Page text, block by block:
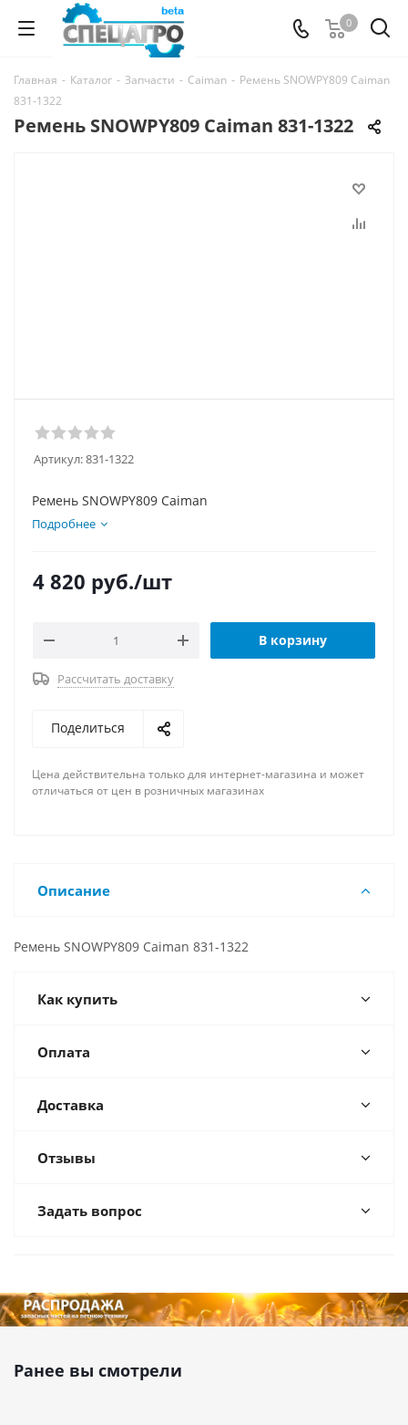
0
Главная - Каталог - Запчасти - Caiman - Ремень SNOWPY809 Caiman
831-1322
Ремень SNOWPY809 Caiman 831-1322
Артикул:831-1322
Ремень SNOWPY809 Caiman
Подробнее
4 820 руб./шт
В корзину
Рассчитать доставку
Поделиться
Цена действительна только для интернет-магазина и может
отличаться от цен в розничных магазинах
Описание
Ремень SNOWPY809 Caiman 831-1322
Как купить
Оплата
Доставка
Отзывы
Задать вопрос
Ранее вы смотрели